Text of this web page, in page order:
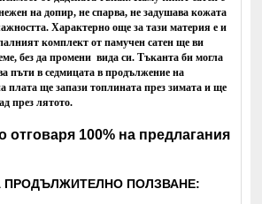
на допир, не спарва, не задушава кожата
Характерно още за тази материя е и
комплект от памучен сатен ще ви
без да промени вида си. Тъканта би могла
пъти в седмицата в продължение на
плата ще запази топлината през зимата и ще
през лятото.
отговаря 100% на предлагания
ПРОДЪЛЖИТЕЛНО ПОЛЗВАНЕ: